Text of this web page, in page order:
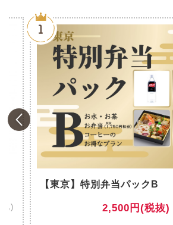
込)
【東京】特別弁当パックB
2,500円(税抜)